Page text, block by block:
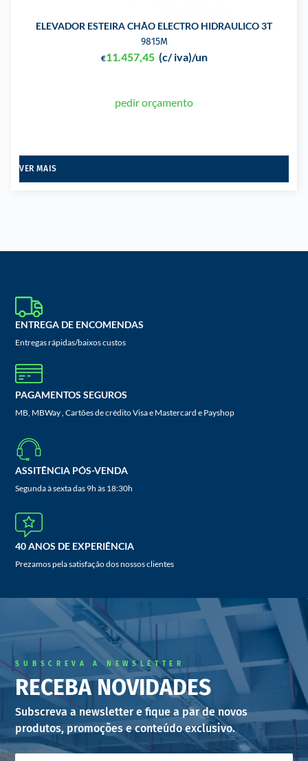
ELEVADOR ESTEIRA CHÃO ELECTRO HIDRAULICO 3T
9815M
€11.457,45 (c/ iva)/un
pedir orçamento
VER MAIS
ENTREGA DE ENCOMENDAS
Entregas rápidas/baixos custos
PAGAMENTOS SEGUROS
MB, MBWay , Cartões de crédito Visa e Mastercard e Payshop
ASSITÊNCIA PÓS-VENDA
Segunda à sexta das 9h às 18:30h
40 ANOS DE EXPERIÊNCIA
Prezamos pela satisfação dos nossos clientes
SUBSCREVA A NEWSLETTER
RECEBA NOVIDADES
Subscreva a newsletter e fique a par de novos
produtos, promoções e conteúdo exclusivo.